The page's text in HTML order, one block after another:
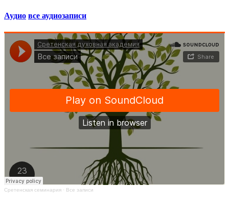
Аудио все аудиозаписи
Сретенская семинария · Все записи